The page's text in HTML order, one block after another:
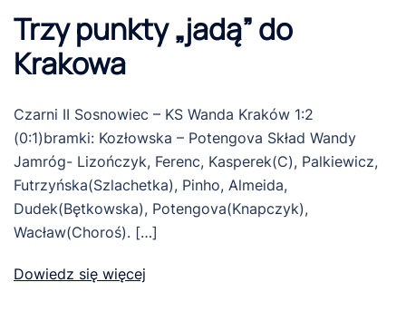
Trzy punkty „jadą” do
Krakowa
Czarni II Sosnowiec – KS Wanda Kraków 1:2
(0:1)bramki: Kozłowska – Potengova Skład Wandy
Jamróg- Lizończyk, Ferenc, Kasperek(C), Palkiewicz,
Futrzyńska(Szlachetka), Pinho, Almeida,
Dudek(Bętkowska), Potengova(Knapczyk),
Wacław(Choroś). […]
Dowiedz się więcej